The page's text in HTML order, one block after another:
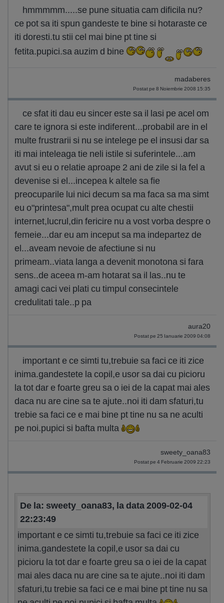
hmmmmm.....se pune situatia cam dificila nu?
ce pot sa iti spun gandeste te bine si hotaraste ce
iti doresti.tu stii cel mai bine pt tine si
fetita.pupici.sa auzim d bine
madaberes
Postat pe 8 Noiembrie 2008 15:35
ce sfat iti dau eu sincer este sa il lasi pe acel om
care te ignora si este indiferent...probabil are in el
multe frustrarii si nu se intelege pe el insusi dar sa
iti mai inteleaga tie neli istile si suferintele...am
avut si eu o relatie aproape 2 ani de zile si la fel a
devenise si el...incepea k altele sa fie
preocuparile lui nici decum sa ma faca sa ma simt
eu o"printesa",mult prea ocupat cu alte chestii
internet,lucrul,din fericire nu a vost vorba despre o
femeie...dar eu am inceput sa ma indepartez de
el...aveam nevoie de afectiune si nu
primeam..viata langa a devenit monotona si fara
sens..de aceea m-am hotarat sa il las..nu te
amagi caci vei plati cu timpul consecintele
credulitati tale..p pa
aura20
Postat pe 25 Ianuarie 2009 04:08
important e ce simti tu,trebuie sa faci ce iti zice
inima.gandestete la copil,e usor sa dai cu picioru
la tot dar e foarte greu sa o iei de la capat mai ales
daca nu are cine sa te ajute..noi iti dam sfaturi,tu
trebie sa faci ce e mai bine pt tine nu sa ne aculti
pe noi.pupici si bafta multa
sweety_oana83
Postat pe 4 Februarie 2009 22:23
De la: sweety_oana83, la data 2009-02-04
22:23:49
important e ce simti tu,trebuie sa faci ce iti zice
inima.gandestete la copil,e usor sa dai cu
picioru la tot dar e foarte greu sa o iei de la capat
mai ales daca nu are cine sa te ajute..noi iti dam
sfaturi,tu trebie sa faci ce e mai bine pt tine nu sa